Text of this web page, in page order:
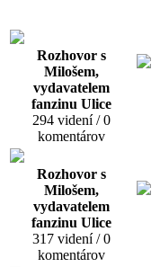
Rozhovor s
Milošem,
vydavatelem
fanzinu Ulice
294 videní / 0
komentárov
Rozhovor s
Milošem,
vydavatelem
fanzinu Ulice
317 videní / 0
komentárov